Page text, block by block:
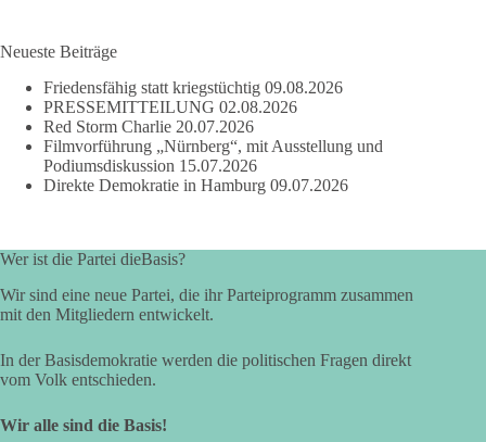
Neueste Beiträge
Friedensfähig statt kriegstüchtig 09.08.2026
PRESSEMITTEILUNG 02.08.2026
Red Storm Charlie 20.07.2026
Filmvorführung „Nürnberg“, mit Ausstellung und
Podiumsdiskussion 15.07.2026
Direkte Demokratie in Hamburg 09.07.2026
Wer ist die Partei dieBasis?
Wir sind eine neue Partei, die ihr Parteiprogramm zusammen
mit den Mitgliedern entwickelt.
In der Basisdemokratie werden die politischen Fragen direkt
vom Volk entschieden.
Wir alle sind die Basis!